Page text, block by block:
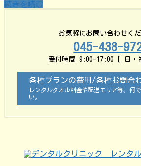
続きを読む
お気軽にお問い合わせくだ
045-438-
受付時間 9:00-17:00 [ 日・
各種プランの費用/各種お問合
レンタルタオル料金や配送エリア等、何
い。